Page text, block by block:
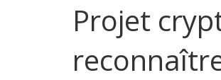
Projet